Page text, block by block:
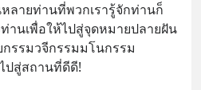
ลายท่านที่พวกเรารู้จักท่านก็
านเพื่อให้ไปสู่จุดหมายปลายฝัน
รรมวจีกรรมมโนกรรม
ปสู่สถานที่ดีดี!